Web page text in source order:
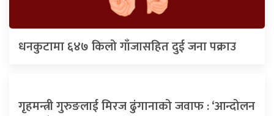
धनकुटामा ६४७ किलो गाँजासहित दुई जना पक्राउ
गृहमन्त्री गुरुङलाई मिरज ढुंगानाको जवाफ : ‘आन्दोलन